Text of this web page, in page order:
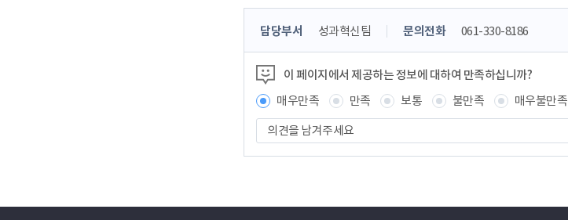
콘
츠
정
보
책
임
자
담당부서 성과혁신팀 문의전화 061-330-8186
이 페이지에서 제공하는 정보에 대하여 만족하십니까?
매우만족
만족 보통 불만족
매우불만족
견
을
주